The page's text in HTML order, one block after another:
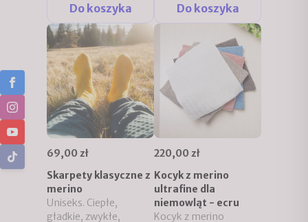
Do koszyka Do koszyka
69,00 zł
Skarpety klasyczne z
merino
Uniseks. Ciepłe,
gładkie, zwykłe,
220,00 zł
Kocyk z merino
ultrafine dla
niemowląt - ecru
Kocyk z merino